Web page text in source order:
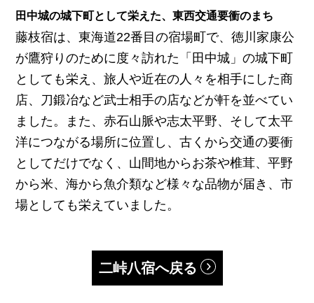
田中城の城下町として栄えた、東西交通要衝のまち
藤枝宿は、東海道22番目の宿場町で、徳川家康公
が鷹狩りのために度々訪れた「田中城」の城下町
としても栄え、旅人や近在の人々を相手にした商
店、刀鍛冶など武士相手の店などが軒を並べてい
ました。また、赤石山脈や志太平野、そして太平
洋につながる場所に位置し、古くから交通の要衝
としてだけでなく、山間地からお茶や椎茸、平野
から米、海から魚介類など様々な品物が届き、市
場としても栄えていました。
二峠八宿へ戻る